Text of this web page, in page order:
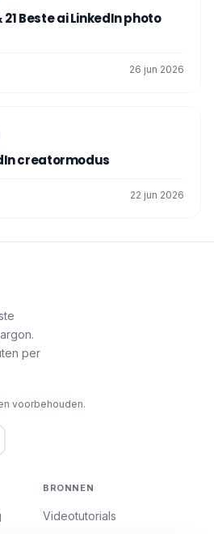
Beste ai LinkedIn photo
26 jun 2026
creatormodus
22 jun 2026
per
voorbehouden.
BRONNEN
Videotutorials